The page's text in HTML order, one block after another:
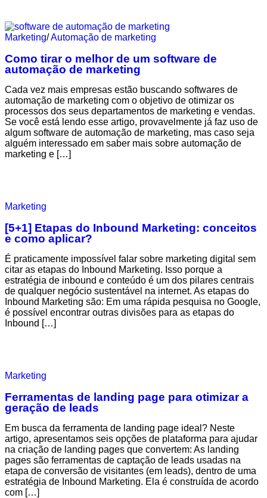
Marketing/Automação de marketing
Como tirar o melhor de um software de
automação de marketing
Cada vez mais empresas estão buscando softwares de
automação de marketing com o objetivo de otimizar os
processos dos seus departamentos de marketing e vendas.
Se você está lendo esse artigo, provavelmente já faz uso de
algum software de automação de marketing, mas caso seja
alguém interessado em saber mais sobre automação de
marketing e […]
Marketing
[5+1] Etapas do Inbound Marketing: conceitos
e como aplicar?
É praticamente impossível falar sobre marketing digital sem
citar as etapas do Inbound Marketing. Isso porque a
estratégia de inbound e conteúdo é um dos pilares centrais
de qualquer negócio sustentável na internet. As etapas do
Inbound Marketing são: Em uma rápida pesquisa no Google,
é possível encontrar outras divisões para as etapas do
Inbound […]
Marketing
Ferramentas de landing page para otimizar a
geração de leads
Em busca da ferramenta de landing page ideal? Neste
artigo, apresentamos seis opções de plataforma para ajudar
na criação de landing pages que convertem: As landing
pages são ferramentas de captação de leads usadas na
etapa de conversão de visitantes (em leads), dentro de uma
estratégia de Inbound Marketing. Ela é construída de acordo
com […]